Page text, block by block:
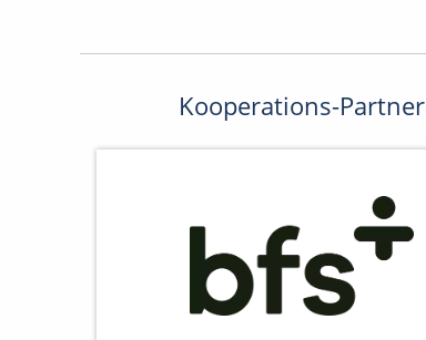
Kooperations-Partner